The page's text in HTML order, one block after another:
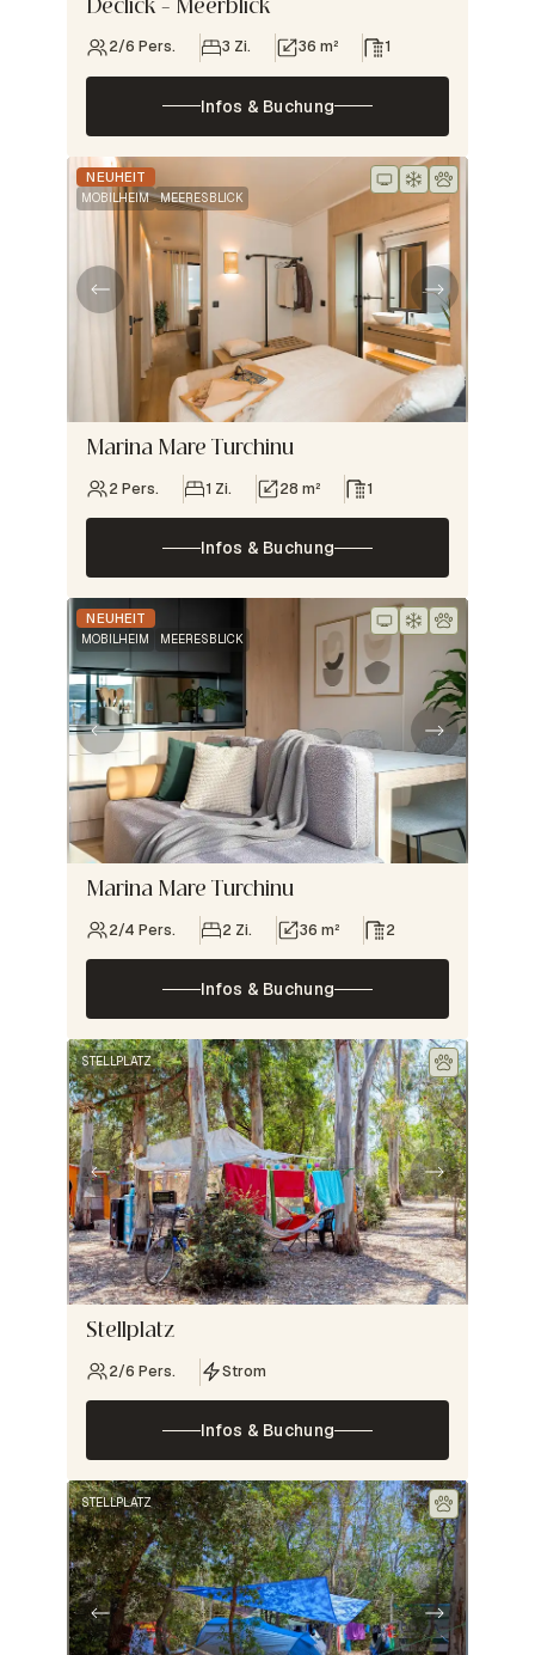
Declick – Meerblick
2/6 Pers. 3 Zi. 36 m² 1
Infos & Buchung
NEUHEIT
MOBILHEIM MEERESBLICK
Marina Mare Turchinu
2 Pers. 1 Zi. 28 m² 1
Infos & Buchung
NEUHEIT
MOBILHEIM MEERESBLICK
Marina Mare Turchinu
2/4 Pers. 2 Zi. 36 m² 2
Infos & Buchung
STELLPLATZ
Stellplatz
2/6 Pers. Strom
Infos & Buchung
STELLPLATZ